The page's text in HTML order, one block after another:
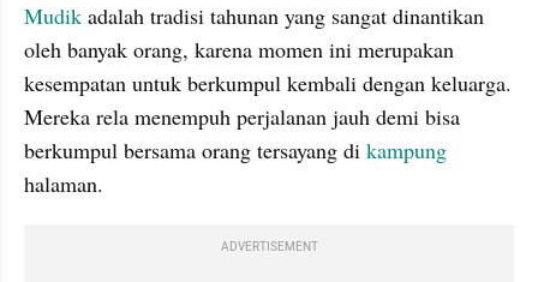
Mudik adalah tradisi tahunan yang sangat dinantikan
oleh banyak orang, karena momen ini merupakan
kesempatan untuk berkumpul kembali dengan keluarga.
Mereka rela menempuh perjalanan jauh demi bisa
berkumpul bersama orang tersayang di kampung
halaman.
ADVERTISEMENT